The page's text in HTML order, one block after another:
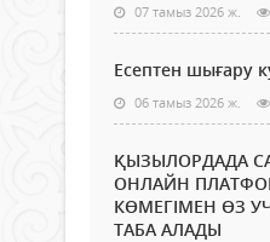
07 тамыз 2026 ж.
Есептен шығару
06 тамыз 2026 ж.
ҚЫЗЫЛОРДАДА
ОНЛАЙН
КӨМЕГІМЕН ӨЗ
ТАБА АЛАДЫ